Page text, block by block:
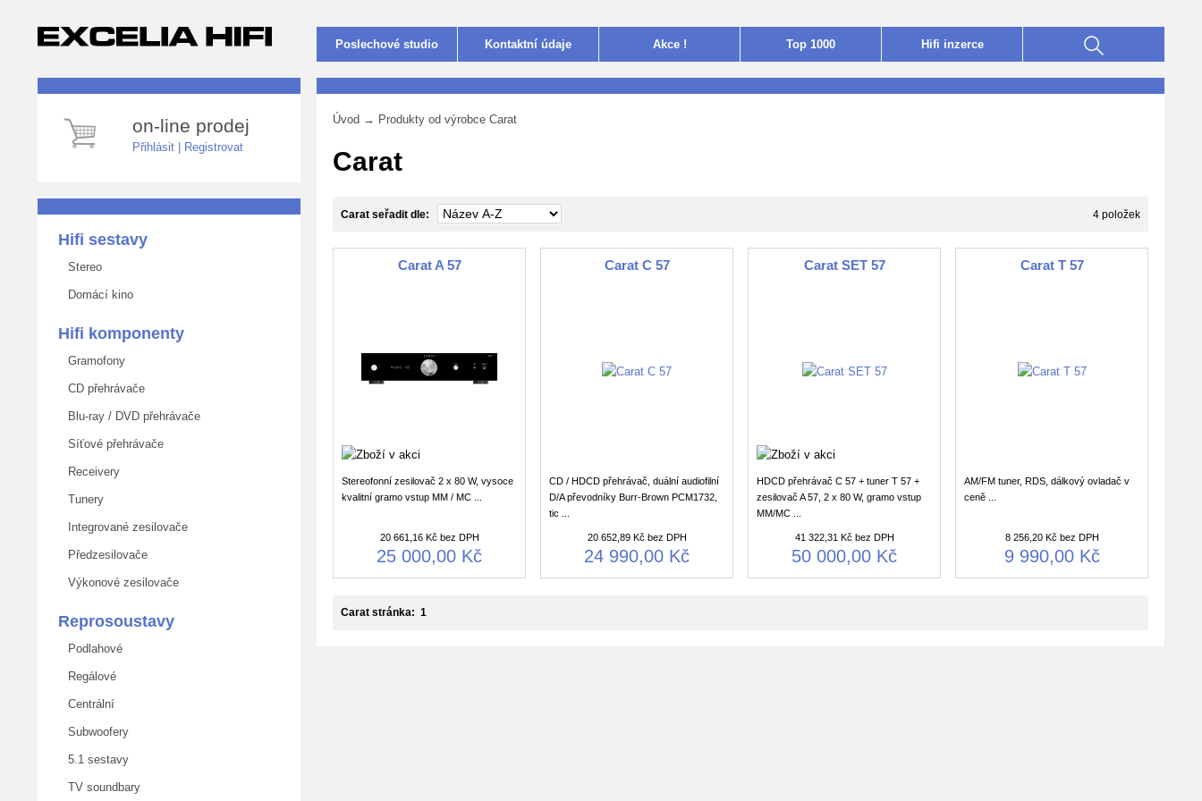
Poslechové studio Kontaktní údaje Akce ! Top 1000 Hifi inzerce
on-line prodej
Přihlásit Registrovat
Hifi sestavy
Stereo
Domácí kino
Hifi komponenty
Gramofony
CD přehrávače
Blu-ray / DVD přehrávače
Síťové přehrávače
Receivery
Tunery
Integrované zesilovače
Předzesilovače
Výkonové zesilovače
Reprosoustavy
Podlahové
Regálové
Centrální
Subwoofery
5.1 sestavy
TV soundbary
Úvod → Produkty od výrobce Carat
Carat
Carat seřadit dle: 4 položek
Carat A 57
Stereofonní zesilovač 2 x 80 W, vysoce
kvalitní gramo vstup MM / MC ...
20 661,16 Kč bez DPH
25 000,00 Kč
Carat C 57
CD / HDCD přehrávač, duální audiofilní
D/A převodníky Burr-Brown PCM1732,
tic ...
20 652,89 Kč bez DPH
24 990,00 Kč
Carat SET 57
HDCD přehrávač C 57 + tuner T 57 +
zesilovač A 57, 2 x 80 W, gramo vstup
MM/MC ...
41 322,31 Kč bez DPH
50 000,00 Kč
Carat T 57
AM/FM tuner, RDS, dálkový ovladač v
ceně ...
8 256,20 Kč bez DPH
9 990,00 Kč
Carat stránka: 1